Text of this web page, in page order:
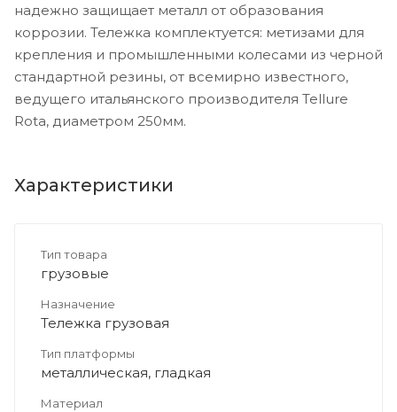
надежно защищает металл от образования
коррозии. Тележка комплектуется: метизами для
крепления и промышленными колесами из черной
стандартной резины, от всемирно известного,
ведущего итальянского производителя Tellure
Rota, диаметром 250мм.
Характеристики
Тип товара
грузовые
Назначение
Тележка грузовая
Тип платформы
металлическая, гладкая
Материал